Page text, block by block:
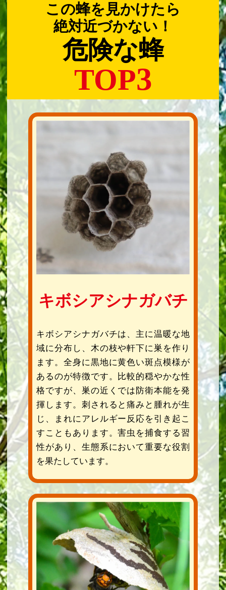
この蜂を見かけたら
絶対近づかない！
危険な蜂
TOP3
キボシアシナガバチ
キボシアシナガバチは、主に温暖な地
域に分布し、木の枝や軒下に巣を作り
ます。全身に黒地に黄色い斑点模様が
あるのが特徴です。比較的穏やかな性
格ですが、巣の近くでは防衛本能を発
揮します。刺されると痛みと腫れが生
じ、まれにアレルギー反応を引き起こ
すこともあります。害虫を捕食する習
性があり、生態系において重要な役割
を果たしています。